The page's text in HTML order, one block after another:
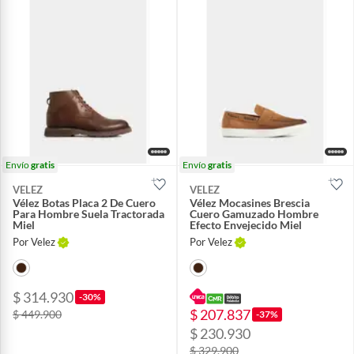
Envíogratis
VELEZ
Vélez Botas Placa 2 De Cuero
Para Hombre Suela Tractorada
Miel
Por Velez
$ 314.930 -30%
$ 449.900
Envíogratis
VELEZ
Vélez Mocasines Brescia
Cuero Gamuzado Hombre
Efecto Envejecido Miel
Por Velez
$ 207.837 -37%
$ 230.930
$ 329.900